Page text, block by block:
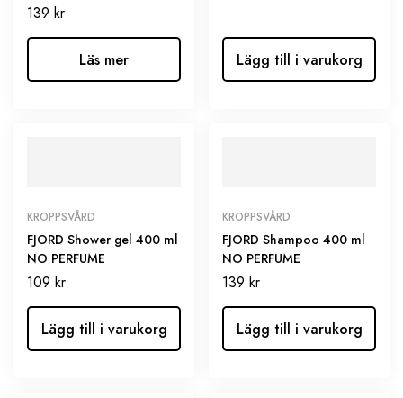
139 kr
Läs mer Lägg till i varukorg
KROPPSVÅRD
FJORD Shower gel 400 ml
NO PERFUME
109 kr
Lägg till i varukorg
KROPPSVÅRD
FJORD Shampoo 400 ml
NO PERFUME
139 kr
Lägg till i varukorg